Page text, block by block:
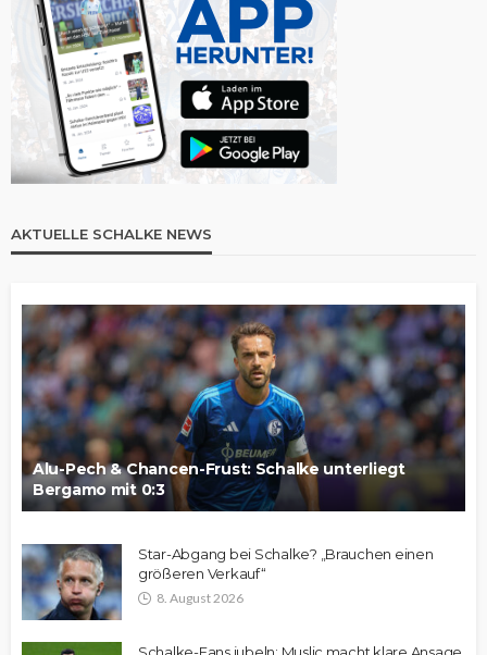
AKTUELLE SCHALKE NEWS
Alu-Pech & Chancen-Frust: Schalke unterliegt
Bergamo mit 0:3
Star-Abgang bei Schalke? „Brauchen einen
größeren Verkauf“
8. August 2026